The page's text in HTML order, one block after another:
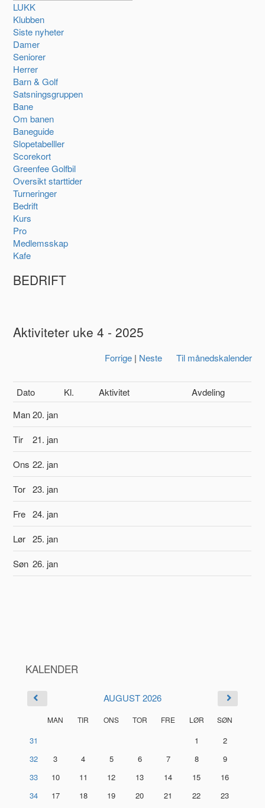
LUKK
Klubben
Siste nyheter
Damer
Seniorer
Herrer
Barn & Golf
Satsningsgruppen
Bane
Om banen
Baneguide
Slopetabelller
Scorekort
Greenfee Golfbil
Oversikt starttider
Turneringer
Bedrift
Kurs
Pro
Medlemsskap
Kafe
BEDRIFT
Aktiviteter uke 4 - 2025
Forrige| Neste Til månedskalender
Dato Kl. Aktivitet
Avdeling
Man20. jan
Tir
21. jan
Ons 22. jan
Tor 23. jan
Fre 24. jan
Lør 25. jan
Søn 26. jan
KALENDER
AUGUST 2026
MAN TIR ONS TOR FRE LØR SØN
31 1
2
32
3 4 5 6 7 8
9
33
10 11 12 13 14 15
16
34
17 18 19 20 21 22
23